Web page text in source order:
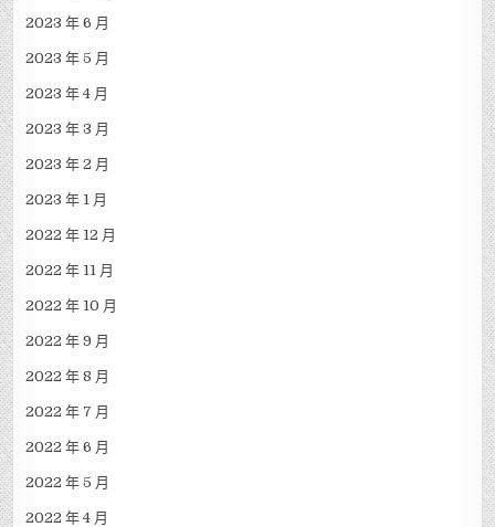
2023 年 6 月
2023 年 5 月
2023 年 4 月
2023 年 3 月
2023 年 2 月
2023 年 1 月
2022 年 12 月
2022 年 11 月
2022 年 10 月
2022 年 9 月
2022 年 8 月
2022 年 7 月
2022 年 6 月
2022 年 5 月
2022 年 4 月